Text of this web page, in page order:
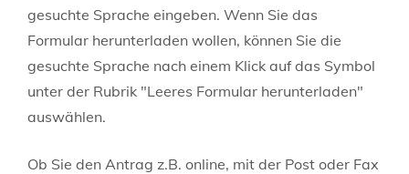
gesuchte Sprache eingeben. Wenn Sie das
Formular herunterladen wollen, können Sie die
gesuchte Sprache nach einem Klick auf das Symbol
unter der Rubrik "Leeres Formular herunterladen"
auswählen.
Ob Sie den Antrag z.B. online, mit der Post oder Fax